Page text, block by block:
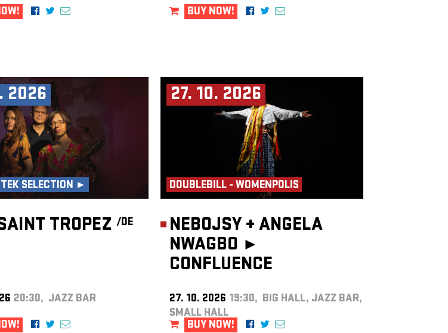
BUY NOW!
2026
SELECTION ►
TROPEZ /DE
20:30, JAZZ BAR
27. 10. 2026
DOUBLEBILL - WOMENPOLIS
NEBOJSY + ANGELA
NWAGBO ►
CONFLUENCE
27. 10. 2026 19:30, BIG HALL, JAZZ BAR,
SMALL HALL
BUY NOW!